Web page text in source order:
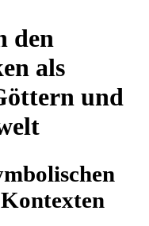
den
als
und